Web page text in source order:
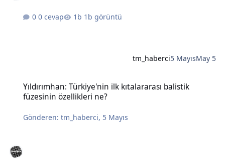
0 cevap 1b görüntü
tm_haberci5 MayısMay 5
Yıldırımhan: Türkiye'nin ilk kıtalararası balistik
füzesinin özellikleri ne?
Gönderen:tm_haberci, 5 Mayıs